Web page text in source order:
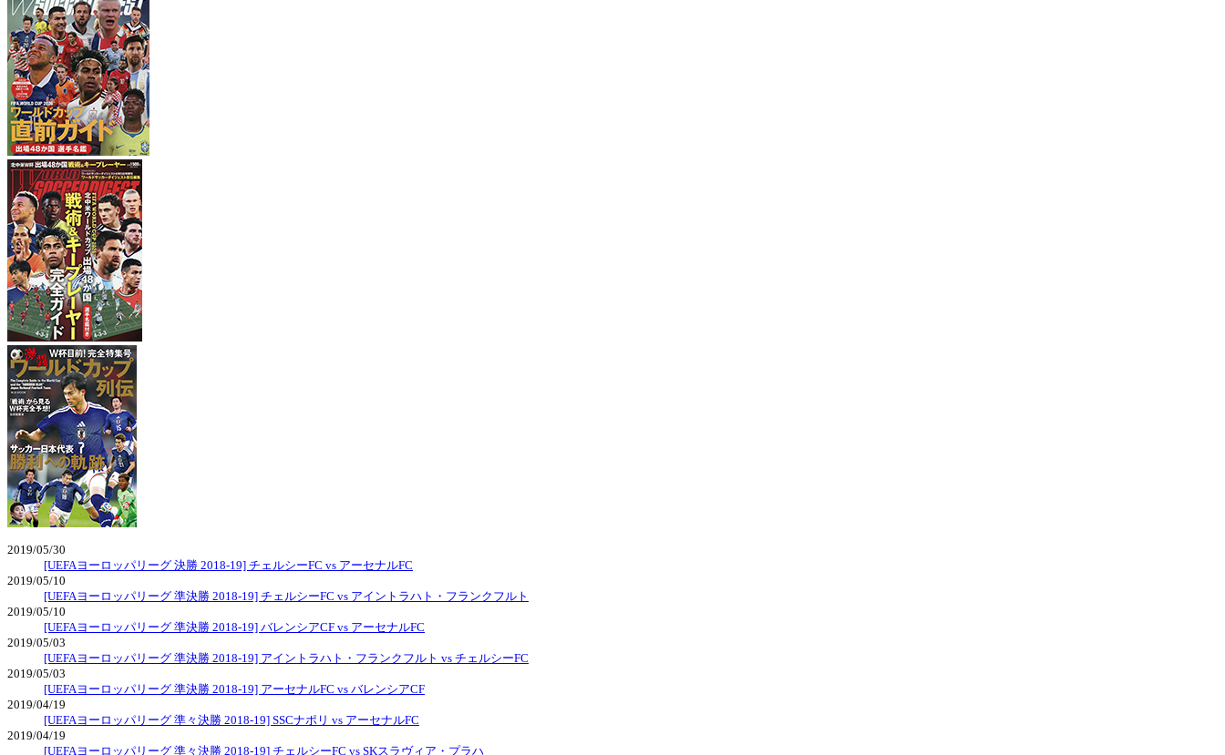
2019/05/30
[UEFAヨーロッパリーグ 決勝 2018-19] チェルシーFC vs アーセナルFC
2019/05/10
[UEFAヨーロッパリーグ 準決勝 2018-19] チェルシーFC vs アイントラハト・フランクフルト
2019/05/10
[UEFAヨーロッパリーグ 準決勝 2018-19] バレンシアCF vs アーセナルFC
2019/05/03
[UEFAヨーロッパリーグ 準決勝 2018-19] アイントラハト・フランクフルト vs チェルシーFC
2019/05/03
[UEFAヨーロッパリーグ 準決勝 2018-19] アーセナルFC vs バレンシアCF
2019/04/19
[UEFAヨーロッパリーグ 準々決勝 2018-19] SSCナポリ vs アーセナルFC
2019/04/19
[UEFAヨーロッパリーグ 準々決勝 2018-19] チェルシーFC vs SKスラヴィア・プラハ